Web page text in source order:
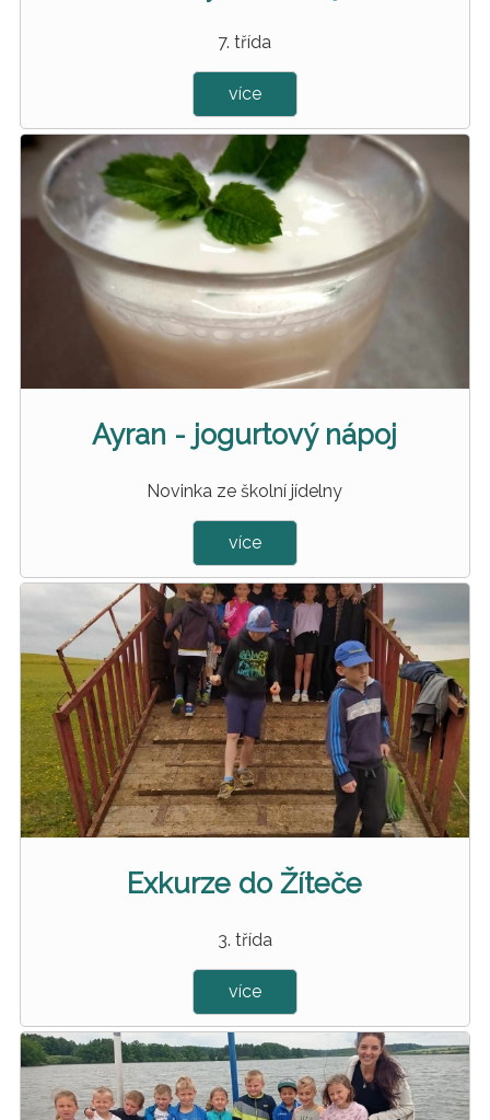
7. třída
více
Ayran - jogurtový nápoj
Novinka ze školní jídelny
více
Exkurze do Žíteče
3. třída
více